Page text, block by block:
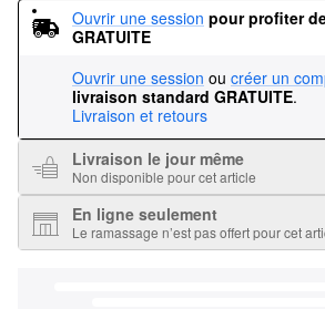
Ouvrir une session pour profiter
GRATUITE
Ouvrir une session ou créer un
livraison standard GRATUITE.
Livraison et retours
Livraison le jour même
Non disponible pour cet article
En ligne seulement
Le ramassage n’est pas offert pour cet